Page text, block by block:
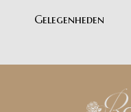
Gelegenheden